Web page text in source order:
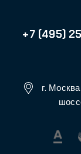
собственности.
аудио и